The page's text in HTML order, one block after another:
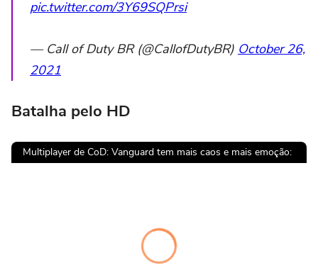
pic.twitter.com/3Y69SQPrsi
— Call of Duty BR (@CallofDutyBR) October 26,
2021
Batalha pelo HD
Multiplayer de CoD: Vanguard tem mais caos e mais emoção:
Vi
d
e
o
Pl
a
y
e
r
i
s
l
o
a
di
n
g .